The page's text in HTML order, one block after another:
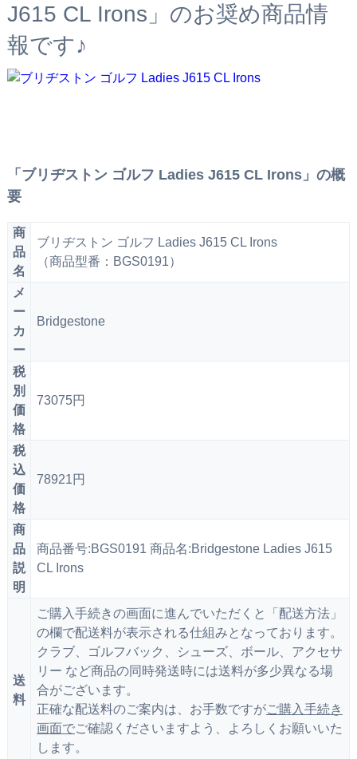
J615 CL Irons」のお奨め商品情
報です♪
「ブリヂストン ゴルフ Ladies J615 CL Irons」の概
要
商
品
名
ブリヂストン ゴルフ Ladies J615 CL Irons
（商品型番：BGS0191）
メ
ー
カ
ー
Bridgestone
税
別
価
格
73075円
税
込
価
格
78921円
商
品
説
明
商品番号:BGS0191 商品名:Bridgestone Ladies J615
CL Irons
送
料
ご購入手続きの画面に進んでいただくと「配送方法」
の欄で配送料が表示される仕組みとなっております。
クラブ、ゴルフバック、シューズ、ボール、アクセサ
リー など商品の同時発送時には送料が多少異なる場
合がございます。
正確な配送料のご案内は、お手数ですがご購入手続き
画面でご確認くださいますよう、よろしくお願いいた
します。